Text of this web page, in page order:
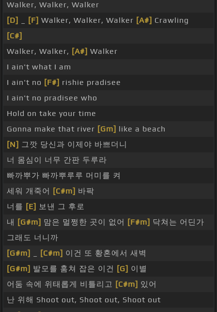
Walker, Walker, Walker
[D]
[F] Walker, Walker, Walker [A#] Crawling
[C#]
Walker, Walker, [A#] Walker
I ain't what I am
I ain't no [F#] rishie pradisee
I ain't no pradisee who
Hold on take your time
Gonna make that river [Gm] like a beach
[N] 그깟 당신과 이제야 바쁘더니
너 몸심이 너무 간판 두루라
빠까뿌가 빠까뿌루루 머미를 켜
세워 개죽어
[C#m] 바팍
너를 [E] 보낸 그 후로
내
[G#m] 맘은 멀쩡한 곳이 없어 [F#m] 닥쳐는 어딘가
그래도 너니까
[G#m]
[C#m] 이건 또 황혼에서 새벽
[G#m] 발모를 훔쳐 잡은 이건 [G] 이별
어둠 속에 위태롭게 비틀리고 [C#m] 있어
난 위해 Shoot out, Shoot out, Shoot out